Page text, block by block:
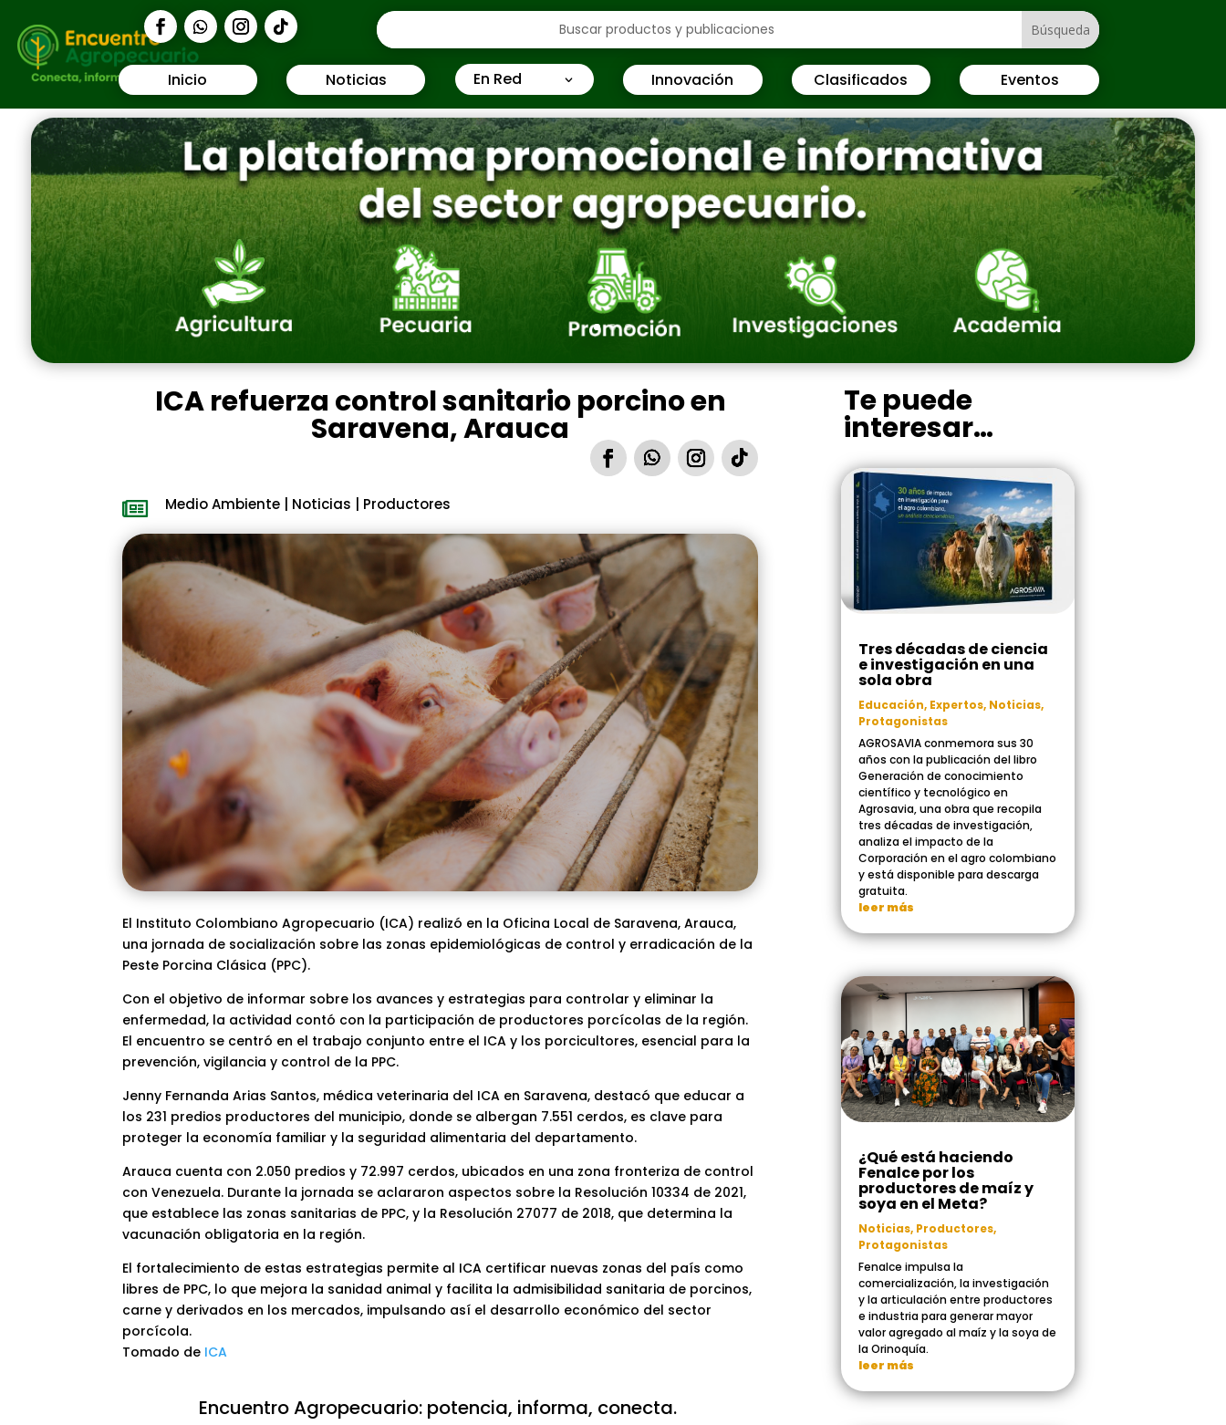
Inicio Noticias En Red Innovación Clasificados Eventos
ICA refuerza control sanitario porcino en
Saravena, Arauca
 Medio Ambiente | Noticias | Productores
El Instituto Colombiano Agropecuario (ICA) realizó en la Oficina Local de Saravena, Arauca,
una jornada de socialización sobre las zonas epidemiológicas de control y erradicación de la
Peste Porcina Clásica (PPC).
Con el objetivo de informar sobre los avances y estrategias para controlar y eliminar la
enfermedad, la actividad contó con la participación de productores porcícolas de la región.
El encuentro se centró en el trabajo conjunto entre el ICA y los porcicultores, esencial para la
prevención, vigilancia y control de la PPC.
Jenny Fernanda Arias Santos, médica veterinaria del ICA en Saravena, destacó que educar a
los 231 predios productores del municipio, donde se albergan 7.551 cerdos, es clave para
proteger la economía familiar y la seguridad alimentaria del departamento.
Arauca cuenta con 2.050 predios y 72.997 cerdos, ubicados en una zona fronteriza de control
con Venezuela. Durante la jornada se aclararon aspectos sobre la Resolución 10334 de 2021,
que establece las zonas sanitarias de PPC, y la Resolución 27077 de 2018, que determina la
vacunación obligatoria en la región.
El fortalecimiento de estas estrategias permite al ICA certificar nuevas zonas del país como
libres de PPC, lo que mejora la sanidad animal y facilita la admisibilidad sanitaria de porcinos,
carne y derivados en los mercados, impulsando así el desarrollo económico del sector
porcícola.
Tomado de ICA
Encuentro Agropecuario: potencia, informa, conecta.
Te puede
interesar…
Tres décadas de ciencia
e investigación en una
sola obra
Educación, Expertos, Noticias,
Protagonistas
AGROSAVIA conmemora sus 30
años con la publicación del libro
Generación de conocimiento
científico y tecnológico en
Agrosavia, una obra que recopila
tres décadas de investigación,
analiza el impacto de la
Corporación en el agro colombiano
y está disponible para descarga
gratuita.
leer más
¿Qué está haciendo
Fenalce por los
productores de maíz y
soya en el Meta?
Noticias, Productores,
Protagonistas
Fenalce impulsa la
comercialización, la investigación
y la articulación entre productores
e industria para generar mayor
valor agregado al maíz y la soya de
la Orinoquía.
leer más